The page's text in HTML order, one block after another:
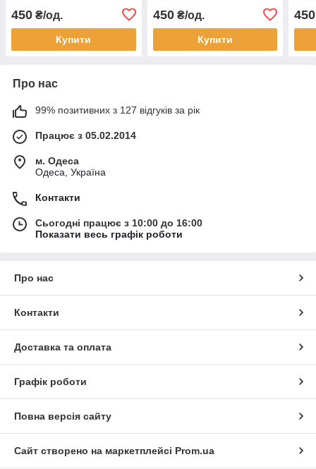
450 ₴/од.
Купити
450₴/од.
Купити
450
Про нас
99% позитивних з 127 відгуків за рік
Працює з 05.02.2014
м. Одеса
Одеса, Україна
Контакти
Сьогодні працює з 10:00 до 16:00
Показати весь графік роботи
Про нас
Контакти
Доставка та оплата
Графік роботи
Повна версія сайту
Сайт створено на маркетплейсі Prom.ua